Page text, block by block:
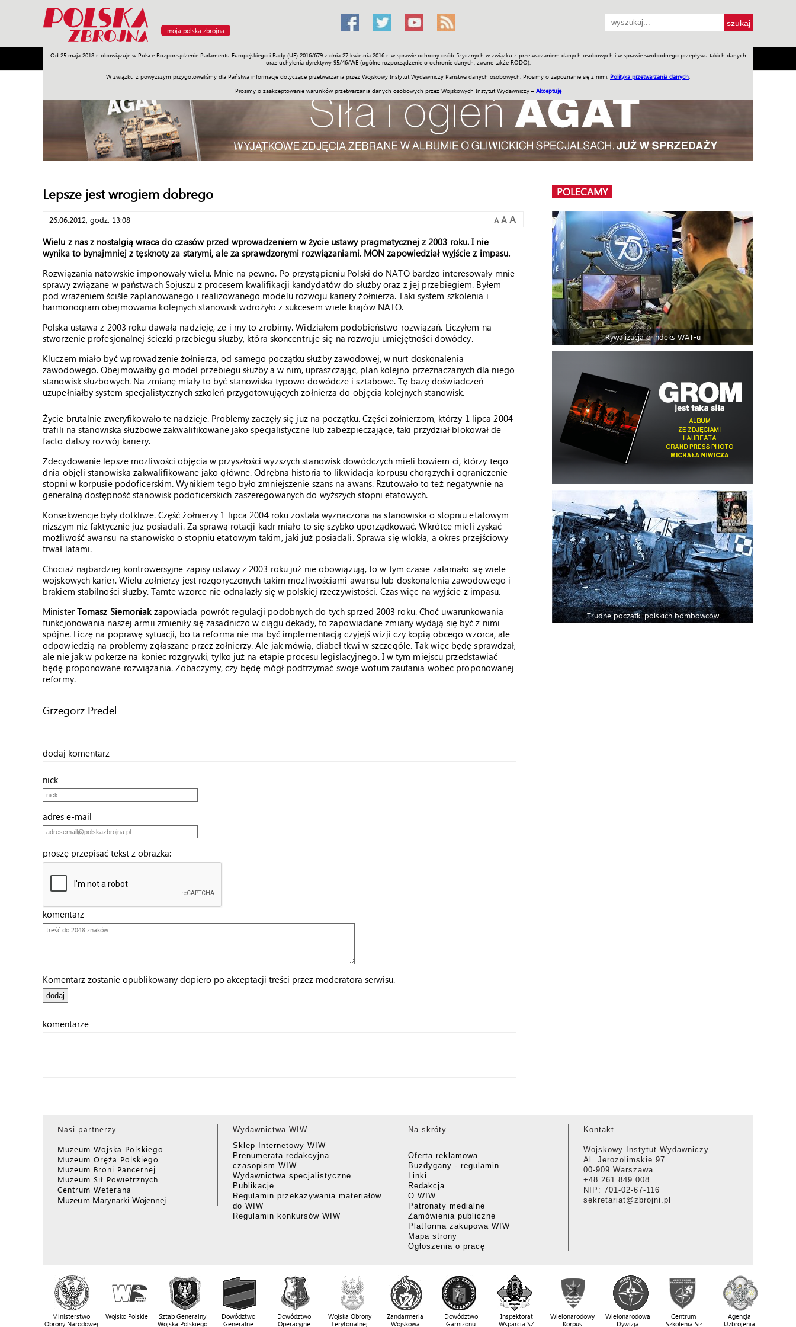
moja polska zbrojna
Od 25 maja 2018 r. obowiązuje w Polsce Rozporządzenie Parlamentu Europejskiego i Rady (UE) 2016/679 z dnia 27 kwietnia 2016 r. w sprawie ochrony osób fizycznych w związku z przetwarzaniem danych osobowych i w sprawie swobodnego przepływu takich danych
oraz uchylenia dyrektywy 95/46/WE (ogólne rozporządzenie o ochronie danych, zwane także RODO).
W związku z powyższym przygotowaliśmy dla Państwa informacje dotyczące przetwarzania przez Wojskowy Instytut Wydawniczy Państwa danych osobowych. Prosimy o zapoznanie się z nimi: Polityka przetwarzania danych
Prosimy o zaakceptowanie warunków przetwarzania danych osobowych przez Wojskowych Instytut Wydawniczy – Akceptuję
Armia Poligon Sprzęt Misje Polityka Prawo Świat Społeczność Sport Historia Galerie Wideo ENGLISH SKLEP Jednodniówki Praca w WIW
Lepsze jest wrogiem dobrego
26.06.2012, godz. 13:08 A A A
Wielu z nas z nostalgią wraca do czasów przed wprowadzeniem w życie ustawy pragmatycznej z 2003 roku. I nie
wynika to bynajmniej z tęsknoty za starymi, ale za sprawdzonymi rozwiązaniami. MON zapowiedział wyjście z impasu.
Rozwiązania natowskie imponowały wielu. Mnie na pewno. Po przystąpieniu Polski do NATO bardzo interesowały mnie
sprawy związane w państwach Sojuszu z procesem kwalifikacji kandydatów do służby oraz z jej przebiegiem. Byłem
pod wrażeniem ściśle zaplanowanego i realizowanego modelu rozwoju kariery żołnierza. Taki system szkolenia i
harmonogram obejmowania kolejnych stanowisk wdrożyło z sukcesem wiele krajów NATO.
Polska ustawa z 2003 roku dawała nadzieję, że i my to zrobimy. Widziałem podobieństwo rozwiązań. Liczyłem na
stworzenie profesjonalnej ścieżki przebiegu służby, która skoncentruje się na rozwoju umiejętności dowódcy.
Kluczem miało być wprowadzenie żołnierza, od samego początku służby zawodowej, w nurt doskonalenia
zawodowego. Obejmowałby go model przebiegu służby a w nim, upraszczając, plan kolejno przeznaczanych dla niego
stanowisk służbowych. Na zmianę miały to być stanowiska typowo dowódcze i sztabowe. Tę bazę doświadczeń
uzupełniałby system specjalistycznych szkoleń przygotowujących żołnierza do objęcia kolejnych stanowisk.
Życie brutalnie zweryfikowało te nadzieje. Problemy zaczęły się już na początku. Części żołnierzom, którzy 1 lipca 2004
trafili na stanowiska służbowe zakwalifikowane jako specjalistyczne lub zabezpieczające, taki przydział blokował de
facto dalszy rozwój kariery.
Zdecydowanie lepsze możliwości objęcia w przyszłości wyższych stanowisk dowódczych mieli bowiem ci, którzy tego
dnia objęli stanowiska zakwalifikowane jako główne. Odrębna historia to likwidacja korpusu chorążych i ograniczenie
stopni w korpusie podoficerskim. Wynikiem tego było zmniejszenie szans na awans. Rzutowało to też negatywnie na
generalną dostępność stanowisk podoficerskich zaszeregowanych do wyższych stopni etatowych.
Konsekwencje były dotkliwe. Część żołnierzy 1 lipca 2004 roku została wyznaczona na stanowiska o stopniu etatowym
niższym niż faktycznie już posiadali. Za sprawą rotacji kadr miało to się szybko uporządkować. Wkrótce mieli zyskać
możliwość awansu na stanowisko o stopniu etatowym takim, jaki już posiadali. Sprawa się wlokła, a okres przejściowy
trwał latami.
Chociaż najbardziej kontrowersyjne zapisy ustawy z 2003 roku już nie obowiązują, to w tym czasie załamało się wiele
wojskowych karier. Wielu żołnierzy jest rozgoryczonych takim możliwościami awansu lub doskonalenia zawodowego i
brakiem stabilności służby. Tamte wzorce nie odnalazły się w polskiej rzeczywistości. Czas więc na wyjście z impasu.
MinisterTomasz Siemoniak zapowiada powrót regulacji podobnych do tych sprzed 2003 roku. Choć uwarunkowania
funkcjonowania naszej armii zmieniły się zasadniczo w ciągu dekady, to zapowiadane zmiany wydają się być z nimi
spójne. Liczę na poprawę sytuacji, bo ta reforma nie ma być implementacją czyjejś wizji czy kopią obcego wzorca, ale
odpowiedzią na problemy zgłaszane przez żołnierzy. Ale jak mówią, diabeł tkwi w szczególe. Tak więc będę sprawdzał,
ale nie jak w pokerze na koniec rozgrywki, tylko już na etapie procesu legislacyjnego. I w tym miejscu przedstawiać
będę proponowane rozwiązania. Zobaczymy, czy będę mógł podtrzymać swoje wotum zaufania wobec proponowanej
reformy.
Grzegorz Predel
dodaj komentarz
nick
adres e-mail
proszę przepisać tekst z obrazka:
komentarz
Komentarz zostanie opublikowany dopiero po akceptacji treści przez moderatora serwisu.
komentarze
POLECAMY
Rywalizacja o indeks WAT-u
Trudne początki polskich bombowców
Nasi partnerzy
Muzeum Wojska Polskiego
Muzeum Oręża Polskiego
Muzeum Broni Pancernej
Muzeum Sił Powietrznych
Centrum Weterana
Muzeum Marynarki Wojennej
Wydawnictwa WIW
Sklep Internetowy WIW
Prenumerata redakcyjna
czasopism WIW
Wydawnictwa specjalistyczne
Publikacje
Regulamin przekazywania materiałów
do WIW
Regulamin konkursów WIW
Na skróty
Oferta reklamowa
Buzdygany - regulamin
Linki
Redakcja
O WIW
Patronaty medialne
Zamówienia publiczne
Platforma zakupowa WIW
Mapa strony
Ogłoszenia o pracę
Kontakt
Wojskowy Instytut Wydawniczy
Al. Jerozolimskie 97
00-909 Warszawa
+48 261 849 008
NIP: 701-02-67-116
sekretariat@zbrojni.pl
Ministerstwo
Obrony Narodowej
Wojsko Polskie
Sztab Generalny
Wojska Polskiego
Dowództwo
Generalne
Dowództwo
Operacyjne
Wojska Obrony
Terytorialnej
Żandarmeria
Wojskowa
Dowództwo
Garnizonu
Inspektorat
Wsparcia SZ
Wielonarodowy
Korpus
Wielonarodowa
Dywizja
Centrum
Szkolenia Sił
Agencja
Uzbrojenia